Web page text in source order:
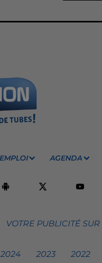
EMPLOI AGENDA
VOTRE PUBLICITÉ
2024 2023 2022